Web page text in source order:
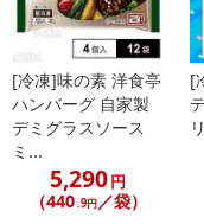
[冷凍]味の素 洋食亭
ハンバーグ 自家製
デミグラスソース
ミ...
5,290円
（440.9円／袋）
[